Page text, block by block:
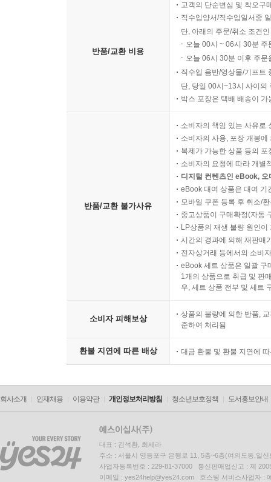
반품/교환 비용
고객의 단순변심 및 착오구
직수입양서/직수입일서중
단, 아래의 주문/취소 조건
오늘 00시 ~ 06시 30분
오늘 06시 30분 이후 주
직수입 음반/영상물/기프트
단, 당일 00시~13시 사이의
박스 포장은 택배 배송이
반품/교환 불가사유
소비자의 책임 있는 사유로
소비자의 사용, 포장 개봉
복제가 가능한 상품 등의
소비자의 요청에 따라 개별
디지털 컨텐츠인 eBook,
eBook 대여 상품은 대여 기
모바일 쿠폰 등록 후 취소/
중고상품이 구매확정(자동
LP상품의 재생 불량 원인
시간의 경과에 의해 재판매
전자상거래 등에서의 소비
eBook 세트 상품은 일괄 구
1개의 상품으로 취급 및 판
우, 세트 상품 전부 및 세트
소비자 피해보상
상품의 불량에 의한 반품,
준하여 처리됨
환불 지연에 따른 배상 대금 환불 및 환불 지연에
회사소개 인재채용 이용약관 개인정보처리방침 청소년보호정책 도서홍보안내
대표 : 김석환, 최세라
주소 : 서울시 영등포구 은행로 11, 5층~6층(여의도동,일신
사업자등록번호 : 229-81-37000 통신판매업신고 : 제
이메일 : yes24help@yes24.com 호스팅 서비스사업자 :